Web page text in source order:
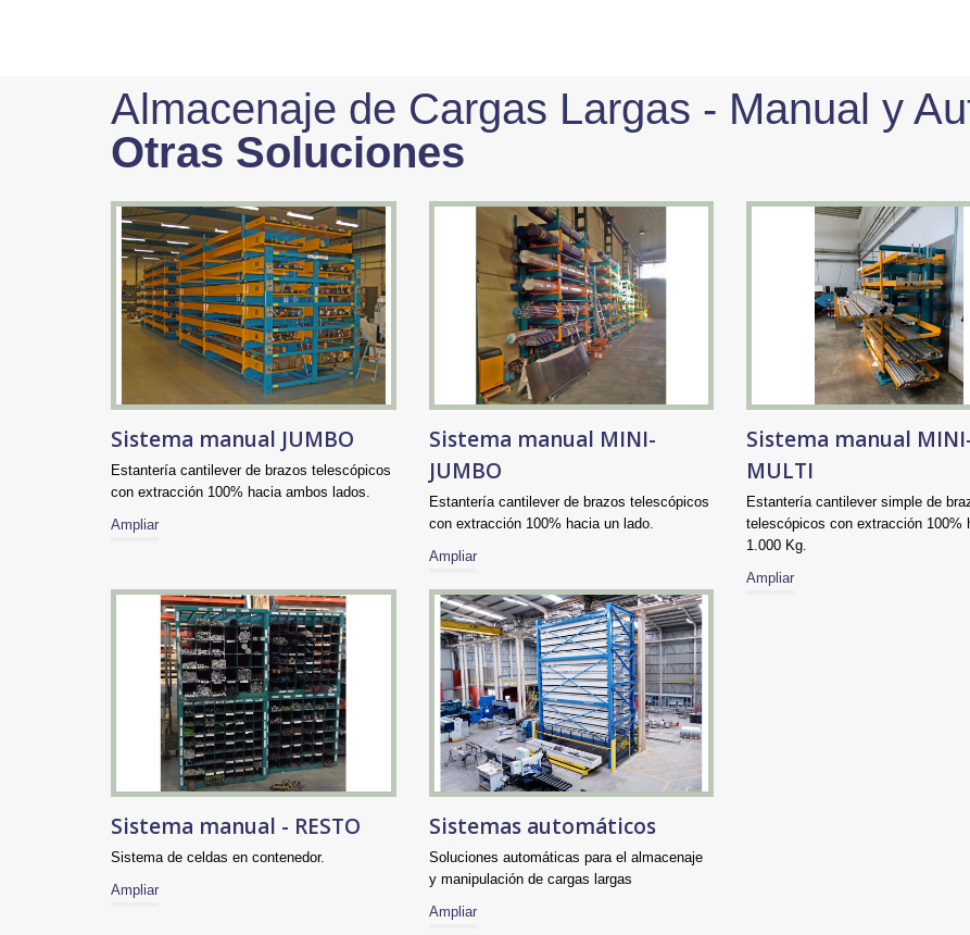
Almacenaje de Cargas Largas - Manual y
Otras Soluciones
Sistema manual JUMBO
Estantería cantilever de brazos telescópicos
con extracción 100% hacia ambos lados.
Ampliar
Sistema manual MINI-
JUMBO
Estantería cantilever de brazos telescópicos
con extracción 100% hacia un lado.
Ampliar
Sistema manual
MULTI
Estantería cantilever simple de
telescópicos con extracción 100%
1.000 Kg.
Ampliar
Sistema manual - RESTO
Sistema de celdas en contenedor.
Ampliar
Sistemas automáticos
Soluciones automáticas para el almacenaje
y manipulación de cargas largas
Ampliar